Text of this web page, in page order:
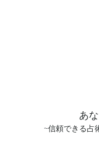
あ
~信頼できる占